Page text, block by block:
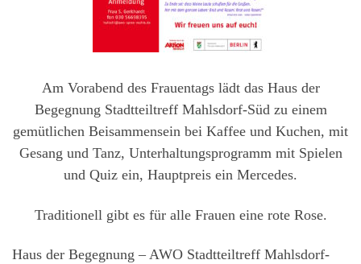
Am Vorabend des Frauentags lädt das Haus der
Begegnung Stadtteiltreff Mahlsdorf-Süd zu einem
gemütlichen Beisammensein bei Kaffee und Kuchen, mit
Gesang und Tanz, Unterhaltungsprogramm mit Spielen
und Quiz ein, Hauptpreis ein Mercedes.
Traditionell gibt es für alle Frauen eine rote Rose.
Haus der Begegnung – AWO Stadtteiltreff Mahlsdorf-